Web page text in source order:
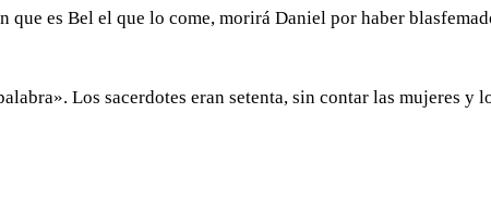
que es Bel el que lo come, morirá Daniel por haber
Los sacerdotes eran setenta, sin contar las mujeres y